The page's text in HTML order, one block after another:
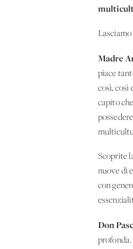
Lasciamo
Madre
piace
così, così
capito
Scoprite
nuove di
con
Don